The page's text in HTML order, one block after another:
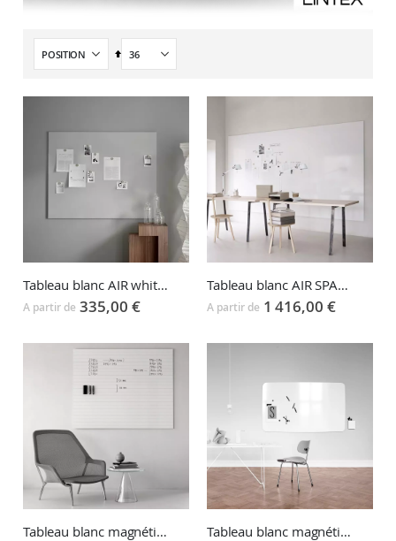
Par
ordre
Tableau blanc AIR whiteboard
A partir de 335,00 €
Tableau blanc AIR SPACES whiteboard
A partir de 1 416,00 €
Tableau blanc magnétique AIR LINES Tableau blanc magnétique AIR FLOW